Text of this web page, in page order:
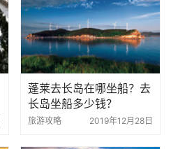
蓬莱去长岛在哪坐船？去
长岛坐船多少钱？
旅游攻略 2019年12月28日